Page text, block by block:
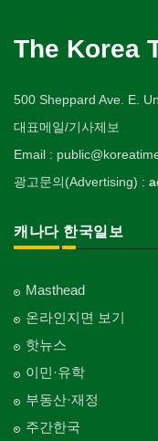
The Korea
500 Sheppard Ave. E.
대표메일/기사제보
Email :
광고문의(Advertising) :
캐나다 한국일보
Masthead
온라인지면 보기
핫뉴스
이민·유학
부동산·재정
주간한국